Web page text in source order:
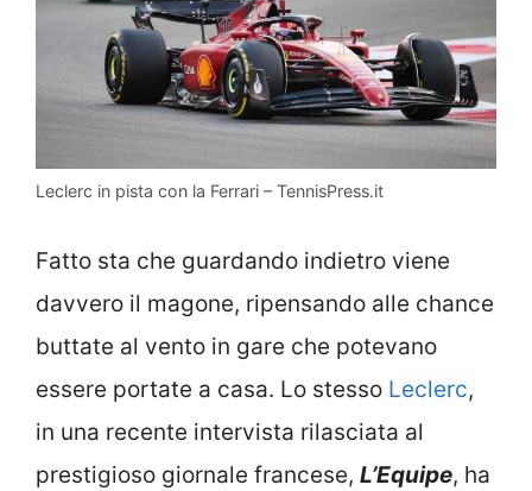
Leclerc in pista con la Ferrari – TennisPress.it
Fatto sta che guardando indietro viene
davvero il magone, ripensando alle chance
buttate al vento in gare che potevano
essere portate a casa. Lo stesso Leclerc,
in una recente intervista rilasciata al
prestigioso giornale francese, L’Equipe, ha